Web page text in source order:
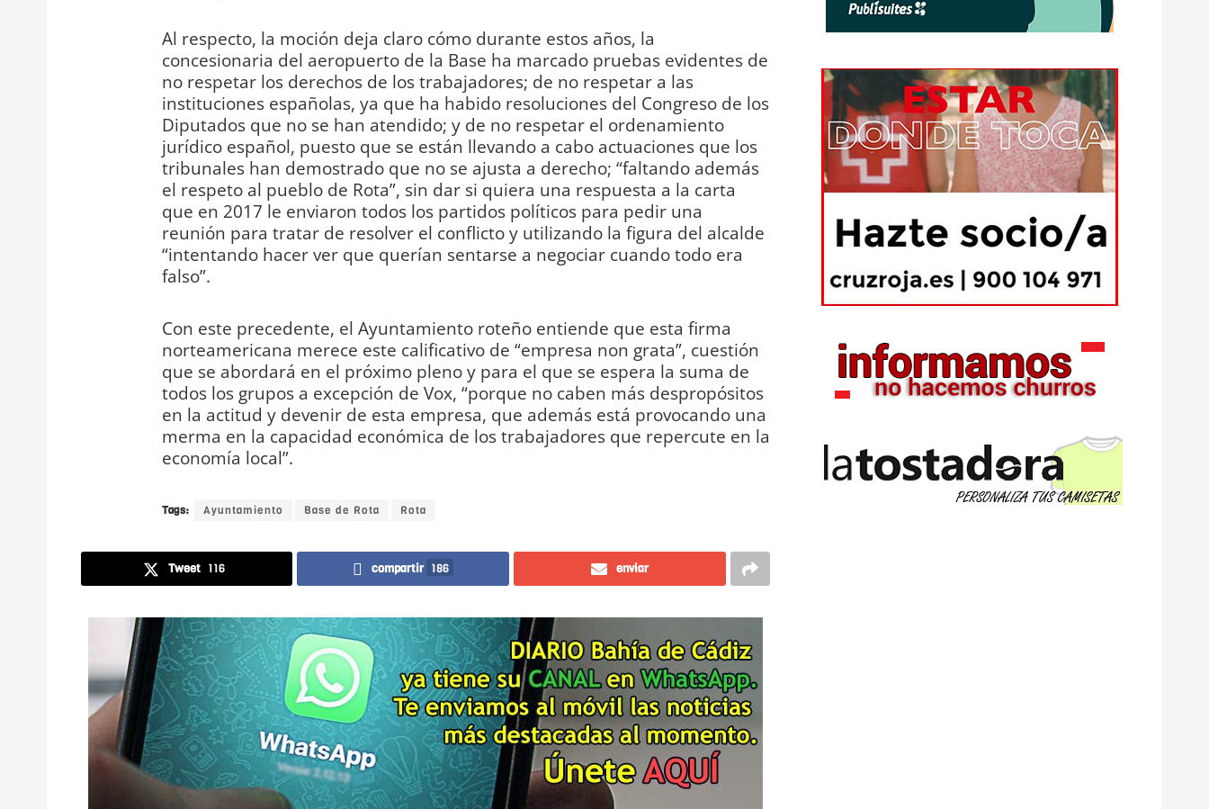
Al respecto, la moción deja claro cómo durante estos años, la
concesionaria del aeropuerto de la Base ha marcado pruebas evidentes de
no respetar los derechos de los trabajadores; de no respetar a las
instituciones españolas, ya que ha habido resoluciones del Congreso de los
Diputados que no se han atendido; y de no respetar el ordenamiento
jurídico español, puesto que se están llevando a cabo actuaciones que los
tribunales han demostrado que no se ajusta a derecho; “faltando además
el respeto al pueblo de Rota”, sin dar si quiera una respuesta a la carta
que en 2017 le enviaron todos los partidos políticos para pedir una
reunión para tratar de resolver el conflicto y utilizando la figura del alcalde
“intentando hacer ver que querían sentarse a negociar cuando todo era
falso”.
Con este precedente, el Ayuntamiento roteño entiende que esta firma
norteamericana merece este calificativo de “empresa non grata”, cuestión
que se abordará en el próximo pleno y para el que se espera la suma de
todos los grupos a excepción de Vox, “porque no caben más despropósitos
en la actitud y devenir de esta empresa, que además está provocando una
merma en la capacidad económica de los trabajadores que repercute en la
economía local”.
Tags: Ayuntamiento Base de Rota Rota
Tweet 116 compartir 186 enviar